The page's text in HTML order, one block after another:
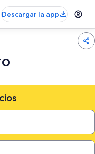
Descargar la app